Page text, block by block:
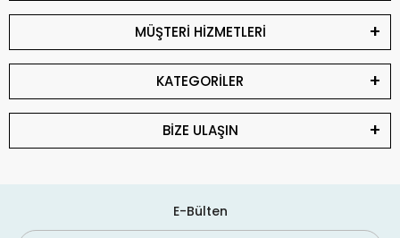
MÜŞTERİ HİZMETLERİ
KATEGORİLER
BİZE ULAŞIN
E-Bülten